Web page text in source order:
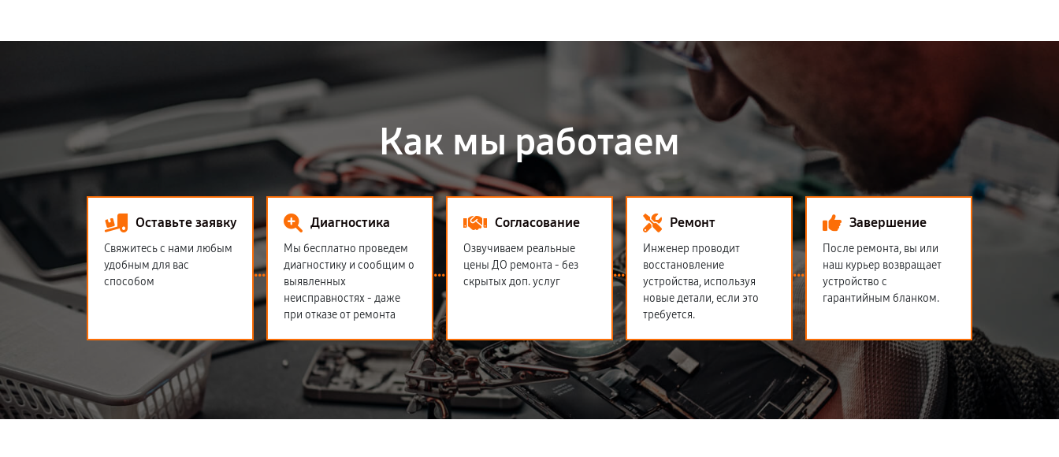
Как мы работаем
Оставьте заявку
Свяжитесь с нами любым
удобным для вас
способом
Диагностика
Мы бесплатно проведем
диагностику и сообщим о
выявленных
неисправностях - даже
при отказе от ремонта
Согласование
Озвучиваем реальные
цены ДО ремонта - без
скрытых доп. услуг
Ремонт
Инженер проводит
восстановление
устройства, используя
новые детали, если это
требуется.
Завершение
После ремонта, вы или
наш курьер возвращает
устройство с
гарантийным бланком.